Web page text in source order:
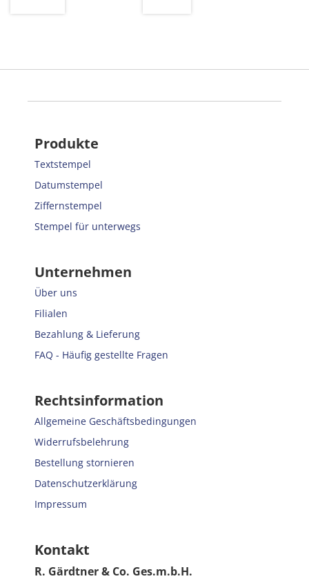
Produkte
Textstempel
Datumstempel
Ziffernstempel
Stempel für unterwegs
Unternehmen
Über uns
Filialen
Bezahlung & Lieferung
FAQ - Häufig gestellte Fragen
Rechtsinformation
Allgemeine Geschäftsbedingungen
Widerrufsbelehrung
Bestellung stornieren
Datenschutzerklärung
Impressum
Kontakt
R. Gärdtner & Co. Ges.m.b.H.